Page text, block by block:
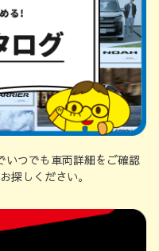
いつでも車両詳細をご確認
探しください。